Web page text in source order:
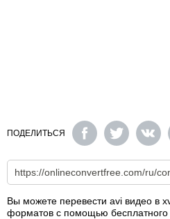
ПОДЕЛИТЬСЯ
Вы можете перевести avi видео в
форматов с помощью бесплатного